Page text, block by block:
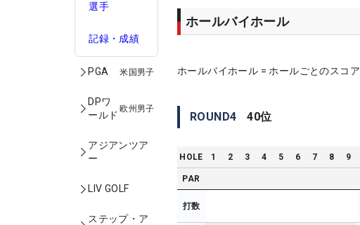
選手
記録・成績
PGA 米国男子
DPワ
ールド
欧州男子
アジアンツア
ー
LIV GOLF
ステップ・ア
ホールバイホール
ホールバイホール = ホールごとのスコア
ROUND4 40位
HOLE 1 2 3 4 5 6 7 8 9
PAR
打数